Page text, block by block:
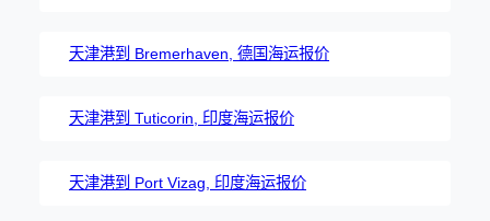
天津港到 Bremerhaven, 德国海运报价
天津港到 Tuticorin, 印度海运报价
天津港到 Port Vizag, 印度海运报价